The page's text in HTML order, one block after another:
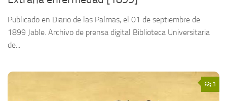
Publicado en Diario de las Palmas, el 01 de septiembre de
1899 Jable. Archivo de prensa digital Biblioteca Universitaria
de...
3